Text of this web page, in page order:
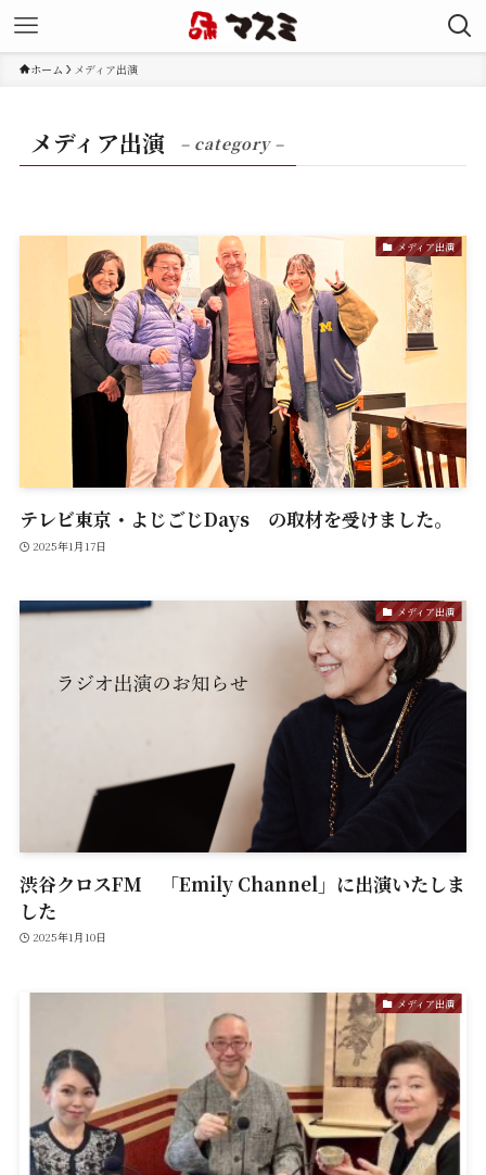
ホーム メディア出演
メディア出演 – category –
メディア出演
テレビ東京・よじごじDays の取材を受けました。
2025年1月17日
メディア出演
渋谷クロスFM 「Emily Channel」に出演いたしま
した
2025年1月10日
メディア出演